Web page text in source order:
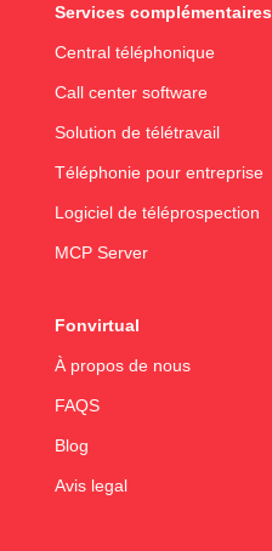
Services complémentaires
Central téléphonique
Call center software
Solution de télétravail
Téléphonie pour entreprise
Logiciel de téléprospection
MCP Server
Fonvirtual
À propos de nous
FAQS
Blog
Avis legal